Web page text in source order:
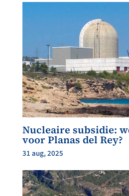
Nucleaire subsidie:
voor Planas del Rey?
31 aug, 2025